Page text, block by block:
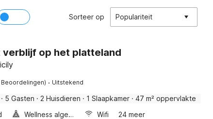
Sorteer op Populariteit
verblijf op het platteland
Beoordelingen) · Uitstekend
· 5 Gasten · 2 Huisdieren · 1 Slaapkamer · 47 m² oppervlakte
Wellness algemeen Wifi
24 meer